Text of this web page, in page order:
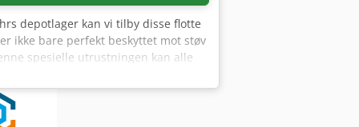
depotlager kan vi tilby disse flotte
ikke bare perfekt beskyttet mot støv
spesielle utrustningen kan alle
og kompenseres optimalt.
klimatiske forhold! Bildene viser
med hver kasse – vennligst gi
Mål: 800mm x 800mm x 400mm